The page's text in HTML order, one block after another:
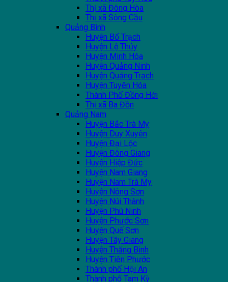
Thị xã Đông Hòa
Thị xã Sông Cầu
Quảng Bình
Huyện Bố Trạch
Huyện Lệ Thủy
Huyện Minh Hóa
Huyện Quảng Ninh
Huyện Quảng Trạch
Huyện Tuyên Hóa
Thành Phố Đồng Hới
Thị xã Ba Đồn
Quảng Nam
Huyện Bắc Trà My
Huyện Duy Xuyên
Huyện Đại Lộc
Huyện Đông Giang
Huyện Hiệp Đức
Huyện Nam Giang
Huyện Nam Trà My
Huyện Nông Sơn
Huyện Núi Thành
Huyện Phú Ninh
Huyện Phước Sơn
Huyện Quế Sơn
Huyện Tây Giang
Huyện Thăng Bình
Huyện Tiên Phước
Thành phố Hội An
Thành phố Tam Kỳ